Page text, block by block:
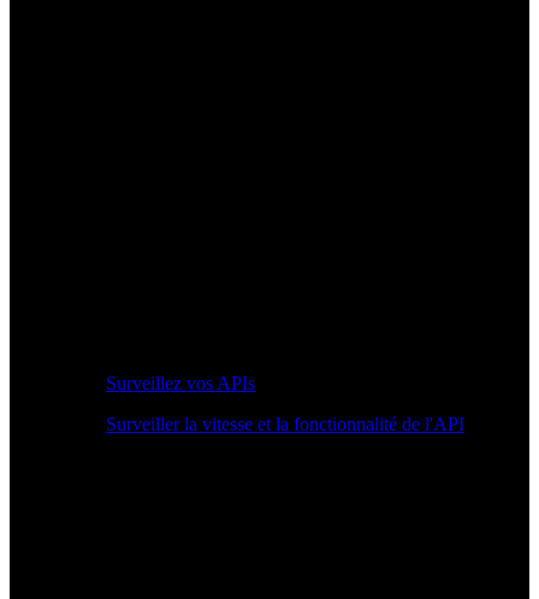
Surveillez vos APIs
Surveiller la vitesse et la fonctionnalité de l'API